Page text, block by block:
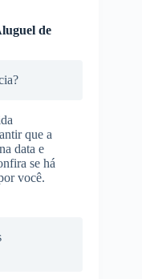
de
que a
data e
se há
você.